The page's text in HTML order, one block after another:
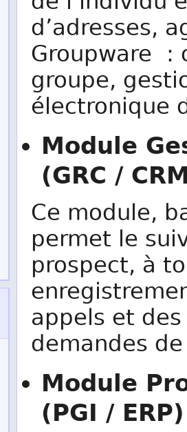
d’adresses,
Groupware :
groupe,
électronique
Module
(GRC /
Ce module,
permet le
prospect, à
appels et
demandes
Module
(PGI / ERP)